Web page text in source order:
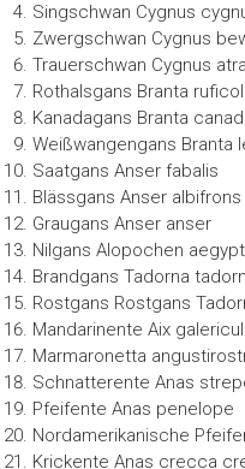
Singschwan Cygnus
Zwergschwan Cygnus
Trauerschwan Cygnus
Rothalsgans Branta
Kanadagans Branta
Weißwangengans Branta
Saatgans Anser fabalis
Blässgans Anser albifrons
Graugans Anser anser
Nilgans Alopochen
Brandgans Tadorna
Rostgans Rostgans
Mandarinente Aix
Marmaronetta
Schnatterente Anas
Pfeifente Anas penelope
Nordamerikanische
Krickente Anas crecca